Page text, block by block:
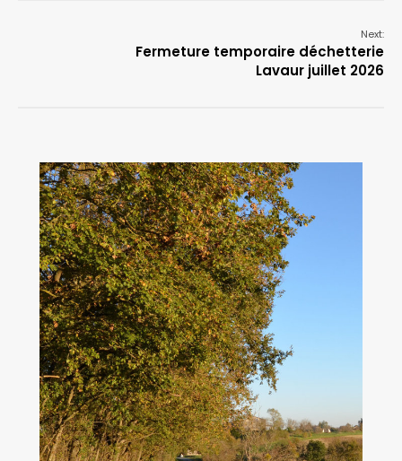
Next:
Fermeture temporaire déchetterie
Lavaur juillet 2026